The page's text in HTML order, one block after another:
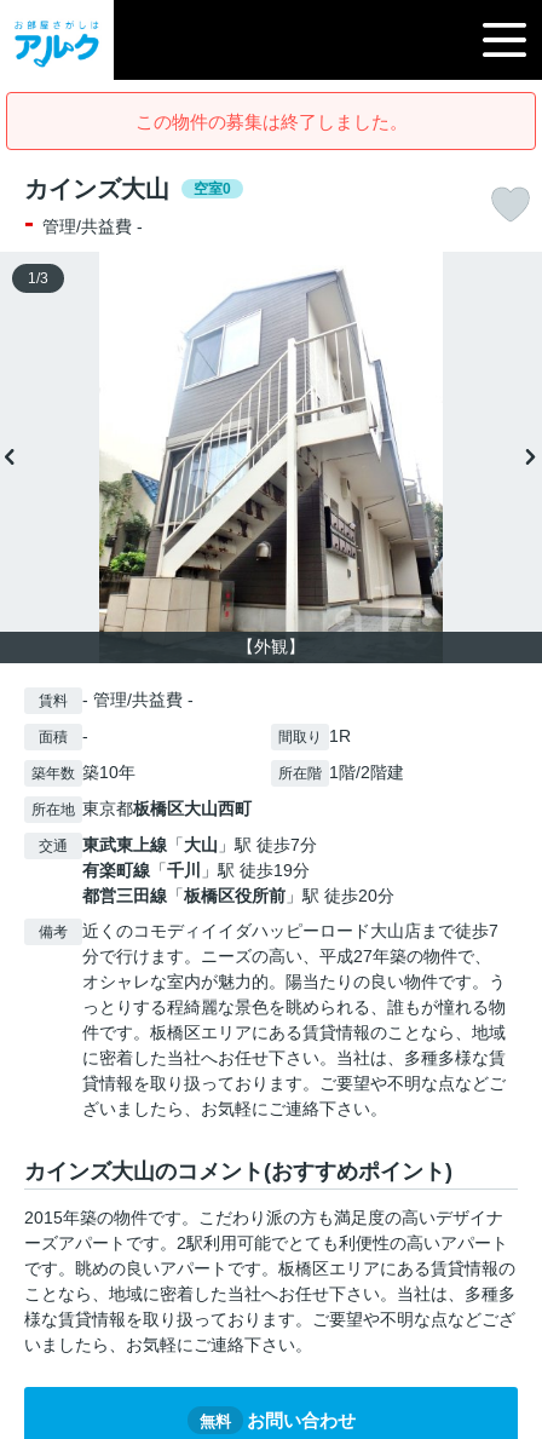
この物件の募集は終了しました。
カインズ大山 空室0
- 管理/共益費 -
【外観】
1 /3
賃料 - 管理/共益費 -
面積 - 間取り 1R
築年数 築10年 所在階 1階/2階建
所在地 東京都板橋区大山西町
交通 東武東上線 「大山 」駅 徒歩7分
有楽町線 「千川
」駅 徒歩19分
都営三田線 「板橋区役所前 」駅 徒歩20分
備考
近くのコモディイイダハッピーロード大山店まで徒歩7
分で行けます。ニーズの高い、平成27年築の物件で、
オシャレな室内が魅力的。陽当たりの良い物件です。う
っとりする程綺麗な景色を眺められる、誰もが憧れる物
件です。板橋区エリアにある賃貸情報のことなら、地域
に密着した当社へお任せ下さい。当社は、多種多様な賃
貸情報を取り扱っております。ご要望や不明な点などご
ざいましたら、お気軽にご連絡下さい。
カインズ大山のコメント(おすすめポイント)
2015年築の物件です。こだわり派の方も満足度の高いデザイナ
ーズアパートです。2駅利用可能でとても利便性の高いアパート
です。眺めの良いアパートです。板橋区エリアにある賃貸情報の
ことなら、地域に密着した当社へお任せ下さい。当社は、多種多
様な賃貸情報を取り扱っております。ご要望や不明な点などござ
いましたら、お気軽にご連絡下さい。
無料 お問い合わせ